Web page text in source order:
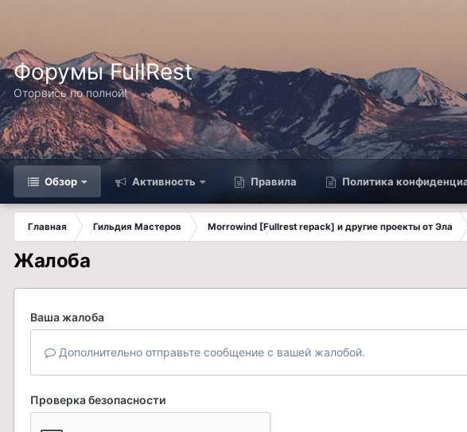
Форумы FullRest
Оторвись по полной!
Обзор Активность Правила Политика
Главная Гильдия Мастеров Morrowind [Fullrest repack] и другие проекты от Эла
Жалоба
Ваша жалоба
Дополнительно отправьте сообщение с вашей жалобой.
Проверка безопасности